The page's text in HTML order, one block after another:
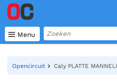
 Menu
Opencircuit Caly PLATTE